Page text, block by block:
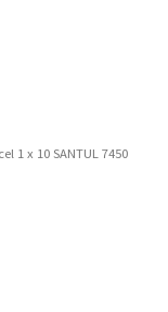
1 x 10 SANTUL 7450